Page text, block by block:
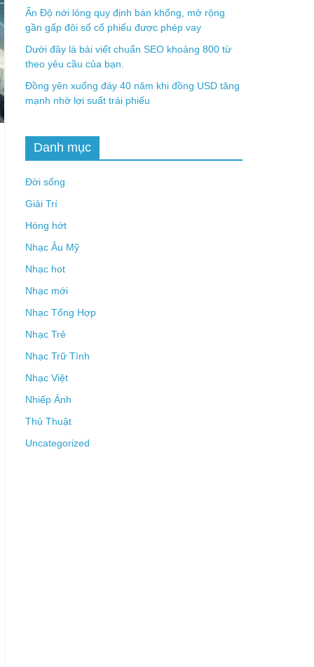
Ấn Độ nới lỏng quy định bán khống, mở rộng
gần gấp đôi số cổ phiếu được phép vay
Dưới đây là bài viết chuẩn SEO khoảng 800 từ
theo yêu cầu của bạn.
Đồng yên xuống đáy 40 năm khi đồng USD tăng
mạnh nhờ lợi suất trái phiếu
Danh mục
Đời sống
Giải Trí
Hóng hớt
Nhạc Âu Mỹ
Nhạc hot
Nhạc mới
Nhạc Tổng Hợp
Nhạc Trẻ
Nhạc Trữ Tình
Nhạc Việt
Nhiếp Ảnh
Thủ Thuật
Uncategorized